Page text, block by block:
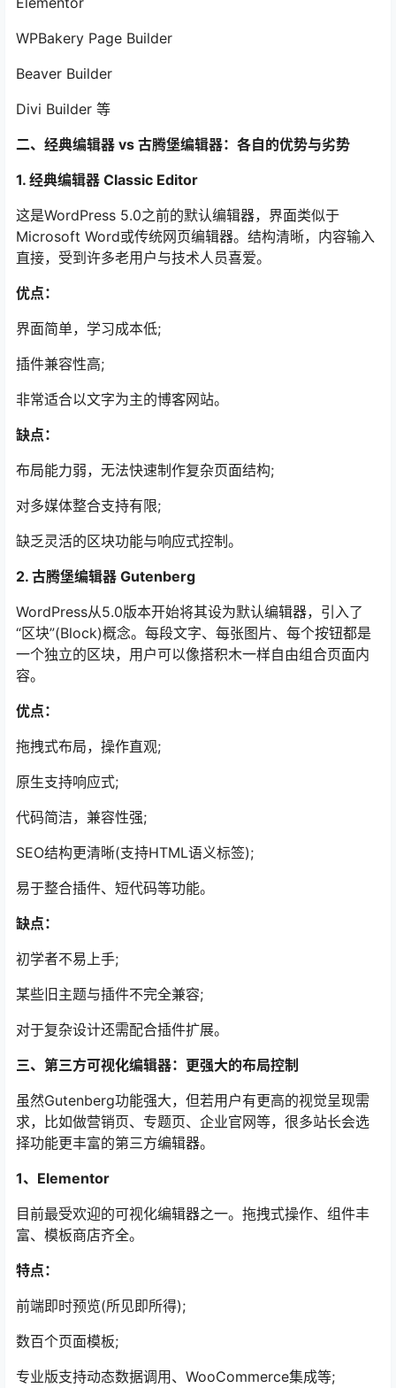
WPBakery Page Builder
Beaver Builder
Divi Builder 等
二、经典编辑器 vs 古腾堡编辑器：各自的优势与劣势
1. 经典编辑器 Classic Editor
这是WordPress 5.0之前的默认编辑器，界面类似于
Microsoft Word或传统网页编辑器。结构清晰，内容输入
直接，受到许多老用户与技术人员喜爱。
优点：
界面简单，学习成本低;
插件兼容性高;
非常适合以文字为主的博客网站。
缺点：
布局能力弱，无法快速制作复杂页面结构;
对多媒体整合支持有限;
缺乏灵活的区块功能与响应式控制。
2. 古腾堡编辑器 Gutenberg
WordPress从5.0版本开始将其设为默认编辑器，引入了
“区块”(Block)概念。每段文字、每张图片、每个按钮都是
一个独立的区块，用户可以像搭积木一样自由组合页面内
容。
优点：
拖拽式布局，操作直观;
原生支持响应式;
代码简洁，兼容性强;
SEO结构更清晰(支持HTML语义标签);
易于整合插件、短代码等功能。
缺点：
初学者不易上手;
某些旧主题与插件不完全兼容;
对于复杂设计还需配合插件扩展。
三、第三方可视化编辑器：更强大的布局控制
虽然Gutenberg功能强大，但若用户有更高的视觉呈现需
求，比如做营销页、专题页、企业官网等，很多站长会选
择功能更丰富的第三方编辑器。
1、Elementor
目前最受欢迎的可视化编辑器之一。拖拽式操作、组件丰
富、模板商店齐全。
特点：
前端即时预览(所见即所得);
数百个页面模板;
专业版支持动态数据调用、WooCommerce集成等;